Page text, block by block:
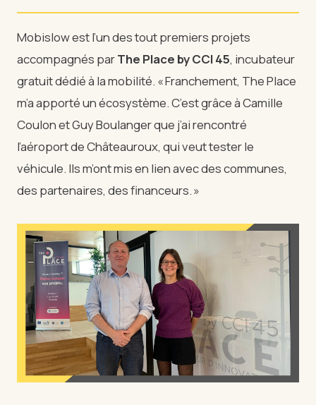
Mobislow est l’un des tout premiers projets
accompagnés parThe Place by CCI 45, incubateur
gratuit dédié à la mobilité. « Franchement, The Place
m’a apporté un écosystème. C’est grâce à Camille
Coulon et Guy Boulanger que j’ai rencontré
l’aéroport de Châteauroux, qui veut tester le
véhicule. Ils m’ont mis en lien avec des communes,
des partenaires, des financeurs. »